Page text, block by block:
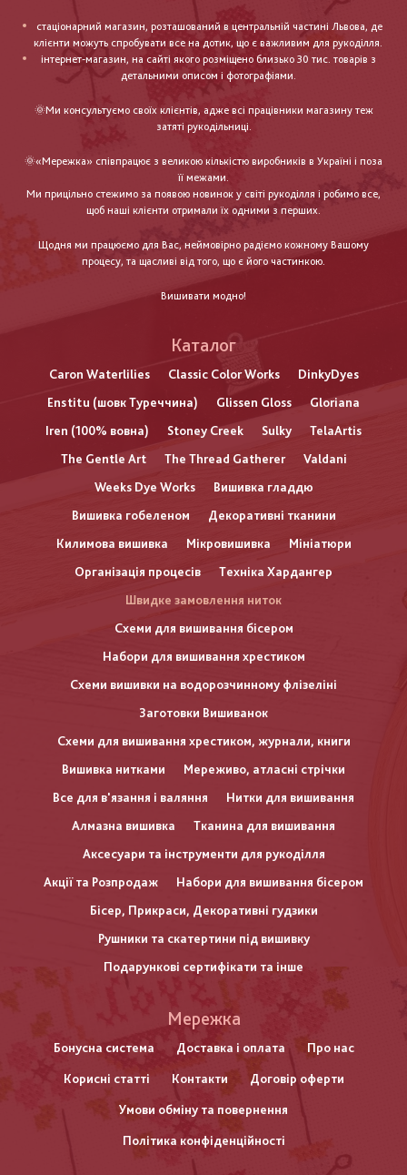
стаціонарний магазин, розташований в центральній частині Львова, де
клієнти можуть спробувати все на дотик, що є важливим для рукоділля.
інтернет-магазин, на сайті якого розміщено близько 30 тис. товарів з
детальними описом і фотографіями.
🌞Ми консультуємо своїх клієнтів, адже всі працівники магазину теж
затяті рукодільниці.
🌞«Мережка» співпрацює з великою кількістю виробників в Україні і поза
її межами.
Ми прицільно стежимо за появою новинок у світі рукоділля і робимо все,
щоб наші клієнти отримали їх одними з перших.
Щодня ми працюємо для Вас, неймовірно радіємо кожному Вашому
процесу, та щасливі від того, що є його частинкою.
Вишивати модно!
Каталог
Caron Waterlilies Classic Color Works
DinkyDyes
Enstitu (шовк Туреччина)
Glissen Gloss
Gloriana
Iren (100% вовна)
Stoney Creek Sulky
TelaArtis
The Gentle Art
The Thread Gatherer
Valdani
Weeks Dye Works
Вишивка гладдю
Вишивка гобеленом
Декоративні тканини
Килимова вишивка
Мікровишивка
Мініатюри
Організація процесів
Техніка Хардангер
Швидке замовлення ниток
Схеми для вишивання бісером
Набори для вишивання хрестиком
Схеми вишивки на водорозчинному флізеліні
Заготовки Вишиванок
Схеми для вишивання хрестиком, журнали, книги
Вишивка нитками
Мереживо, атласні стрічки
Все для в'язання і валяння
Нитки для вишивання
Алмазна вишивка
Тканина для вишивання
Аксесуари та інструменти для рукоділля
Акції та Розпродаж
Набори для вишивання бісером
Бісер, Прикраси, Декоративні гудзики
Рушники та скатертини під вишивку
Подарункові сертифікати та інше
нижнього
колонтитулу
Мережка
Бонусна система Доставка і оплата Про нас
Корисні статті Контакти Договір оферти
Умови обміну та повернення
Політика конфіденційності